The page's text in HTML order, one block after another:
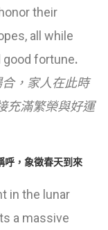
their
all while
good fortune.
，家人在此時
充滿繁榮與好運
呼，象徵春天到來
in the lunar
a massive